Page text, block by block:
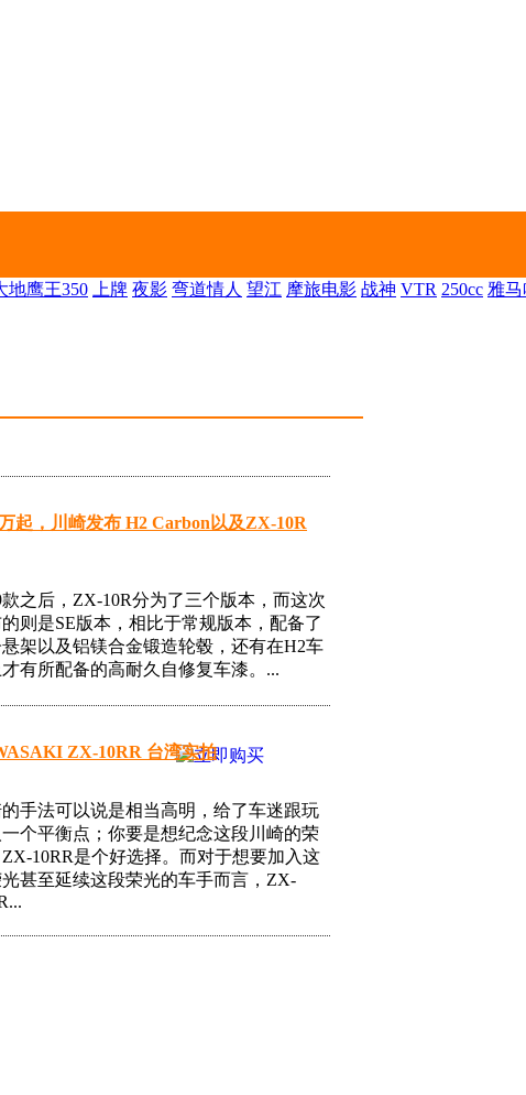
地鹰王350 上牌 夜影 弯道情人 望江 摩旅电影 战神 VTR 250cc 雅
起，川崎发布 H2 Carbon以及ZX-10R
款之后，ZX-10R分为了三个版本，而这次
则是SE版本，相比于常规版本，配备了
架以及铝镁合金锻造轮毂，还有在H2车
有所配备的高耐久自修复车漆。...
ZX-10RR 台湾实拍
的手法可以说是相当高明，给了车迷跟玩
个平衡点；你要是想纪念这段川崎的荣
10RR是个好选择。而对于想要加入这
甚至延续这段荣光的车手而言，ZX-